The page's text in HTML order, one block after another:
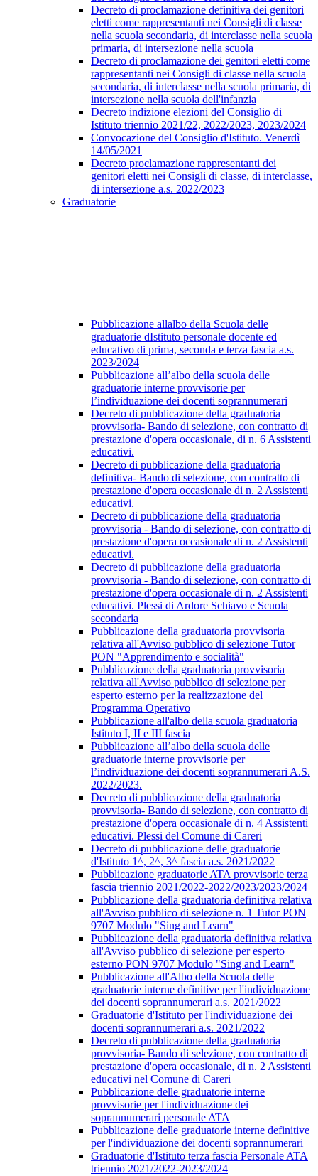
Decreto di proclamazione definitiva dei genitori
eletti come rappresentanti nei Consigli di classe
nella scuola secondaria, di interclasse nella scuola
primaria, di intersezione nella scuola
Decreto di proclamazione dei genitori eletti come
rappresentanti nei Consigli di classe nella scuola
secondaria, di interclasse nella scuola primaria, di
intersezione nella scuola dell'infanzia
Decreto indizione elezioni del Consiglio di
Istituto triennio 2021/22, 2022/2023, 2023/2024
Convocazione del Consiglio d'Istituto. Venerdì
14/05/2021
Decreto proclamazione rappresentanti dei
genitori eletti nei Consigli di classe, di interclasse,
di intersezione a.s. 2022/2023
Graduatorie
Pubblicazione allalbo della Scuola delle
graduatorie dIstituto personale docente ed
educativo di prima, seconda e terza fascia a.s.
2023/2024
Pubblicazione all’albo della scuola delle
graduatorie interne provvisorie per
l’individuazione dei docenti soprannumerari
Decreto di pubblicazione della graduatoria
provvisoria- Bando di selezione, con contratto di
prestazione d'opera occasionale, di n. 6 Assistenti
educativi.
Decreto di pubblicazione della graduatoria
definitiva- Bando di selezione, con contratto di
prestazione d'opera occasionale di n. 2 Assistenti
educativi.
Decreto di pubblicazione della graduatoria
provvisoria - Bando di selezione, con contratto di
prestazione d'opera occasionale di n. 2 Assistenti
educativi.
Decreto di pubblicazione della graduatoria
provvisoria - Bando di selezione, con contratto di
prestazione d'opera occasionale di n. 2 Assistenti
educativi. Plessi di Ardore Schiavo e Scuola
secondaria
Pubblicazione della graduatoria provvisoria
relativa all'Avviso pubblico di selezione Tutor
PON "Apprendimento e socialità"
Pubblicazione della graduatoria provvisoria
relativa all'Avviso pubblico di selezione per
esperto esterno per la realizzazione del
Programma Operativo
Pubblicazione all'albo della scuola graduatoria
Istituto I, II e III fascia
Pubblicazione all’albo della scuola delle
graduatorie interne provvisorie per
l’individuazione dei docenti soprannumerari A.S.
2022/2023.
Decreto di pubblicazione della graduatoria
provvisoria- Bando di selezione, con contratto di
prestazione d'opera occasionale di n. 4 Assistenti
educativi. Plessi del Comune di Careri
Decreto di pubblicazione delle graduatorie
d'Istituto 1^, 2^, 3^ fascia a.s. 2021/2022
Pubblicazione graduatorie ATA provvisorie terza
fascia triennio 2021/2022-2022/2023/2023/2024
Pubblicazione della graduatoria definitiva relativa
all'Avviso pubblico di selezione n. 1 Tutor PON
9707 Modulo "Sing and Learn"
Pubblicazione della graduatoria definitiva relativa
all'Avviso pubblico di selezione per esperto
esterno PON 9707 Modulo "Sing and Learn"
Pubblicazione all'Albo della Scuola delle
graduatorie interne definitive per l'individuazione
dei docenti soprannumerari a.s. 2021/2022
Graduatorie d'Istituto per l'individuazione dei
docenti soprannumerari a.s. 2021/2022
Decreto di pubblicazione della graduatoria
provvisoria- Bando di selezione, con contratto di
prestazione d'opera occasionale, di n. 2 Assistenti
educativi nel Comune di Careri
Pubblicazione delle graduatorie interne
provvisorie per l'individuazione dei
soprannumerari personale ATA
Pubblicazione delle graduatorie interne definitive
per l'individuazione dei docenti soprannumerari
Graduatorie d'Istituto terza fascia Personale ATA
triennio 2021/2022-2023/2024